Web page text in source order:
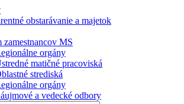
obstarávanie a majetok
zamestnancov MS
orgány
matičné pracoviská
strediská
orgány
a vedecké odbory